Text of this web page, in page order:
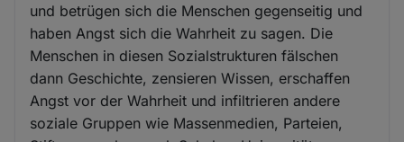
und betrügen sich die Menschen gegenseitig und
haben Angst sich die Wahrheit zu sagen. Die
Menschen in diesen Sozialstrukturen fälschen
dann Geschichte, zensieren Wissen, erschaffen
Angst vor der Wahrheit und infiltrieren andere
soziale Gruppen wie Massenmedien, Parteien,